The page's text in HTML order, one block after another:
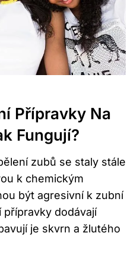
Přípravky Na
Fungují?
zubů se staly stále
k chemickým
být agresivní k zubní
dodávají
je skvrn a žlutého